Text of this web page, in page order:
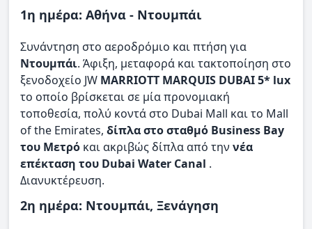
1η ημέρα: Αθήνα - Ντουμπάι
Συνάντηση στο αεροδρόμιο και πτήση για
Ντουμπάι. Άφιξη, μεταφορά και τακτοποίηση στο
ξενοδοχείο JW MARRIOTT MARQUIS DUBAI 5* lux
το οποίο βρίσκεται σε μία προνομιακή
τοποθεσία, πολύ κοντά στο Dubai Mall και το Mall
of the Emirates, δίπλα στο σταθμό Business Bay
του Μετρό και ακριβώς δίπλα από την νέα
επέκταση του Dubai Water Canal .
Διανυκτέρευση.
2η ημέρα: Ντουμπάι, Ξενάγηση